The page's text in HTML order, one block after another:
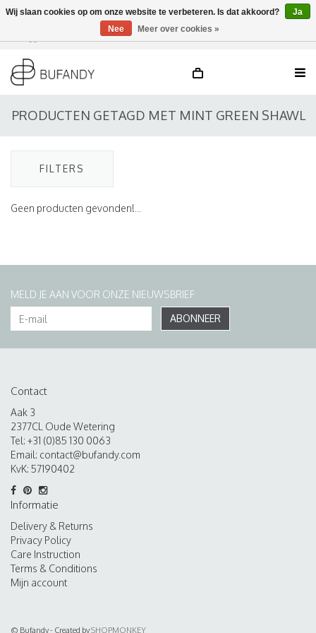
DE / EN
PRODUCTEN GETAGD MET MINT GREEN SHAWL
FILTERS
Geen producten gevonden!...
MELD JE AAN VOOR ONZE NIEUWSBRIEF
ABONNEER
Contact
Aak 3
2377CL Oude Wetering
Tel: +31 (0)85 130 0063
Email: contact@bufandy.com
KvK: 57190402
Informatie
Delivery & Returns
Privacy Policy
Care Instruction
Terms & Conditions
Mijn account
© Bufandy - Created bySHOPMONKEY
Wij slaan cookies op om onze website te verbeteren. Is dat akkoord?
Ja
Nee
Meer over cookies »